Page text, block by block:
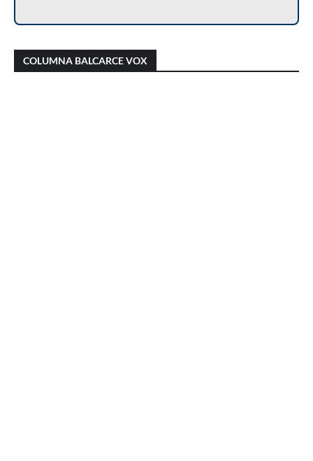
COLUMNA BALCARCE VOX
que se conozca la carga horaria de cada
médico/a municipal
cuestionó el proyecto de reforma de la Ley de
Tierras y advirtió sobre una “entrega total”